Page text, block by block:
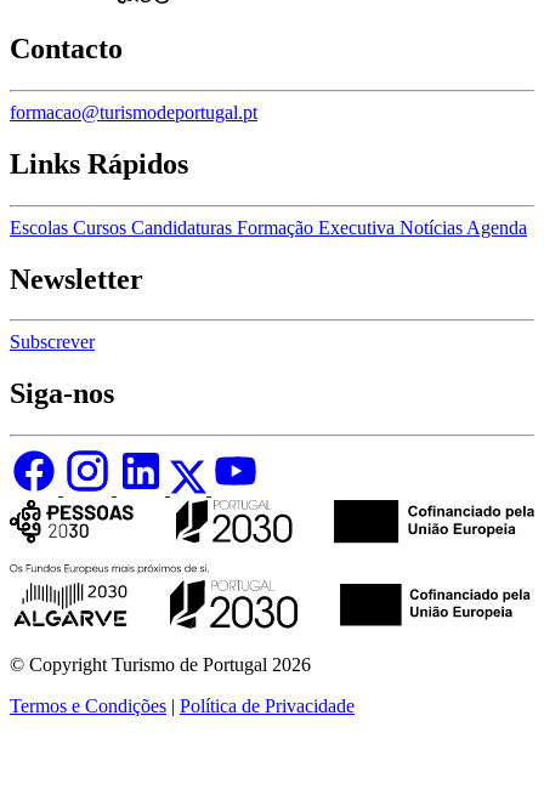
Contacto
formacao@turismodeportugal.pt
Links Rápidos
Escolas Cursos Candidaturas Formação Executiva Notícias Agenda
Newsletter
Subscrever
Siga-nos
© Copyright Turismo de Portugal 2026
Termos e Condições | Política de Privacidade